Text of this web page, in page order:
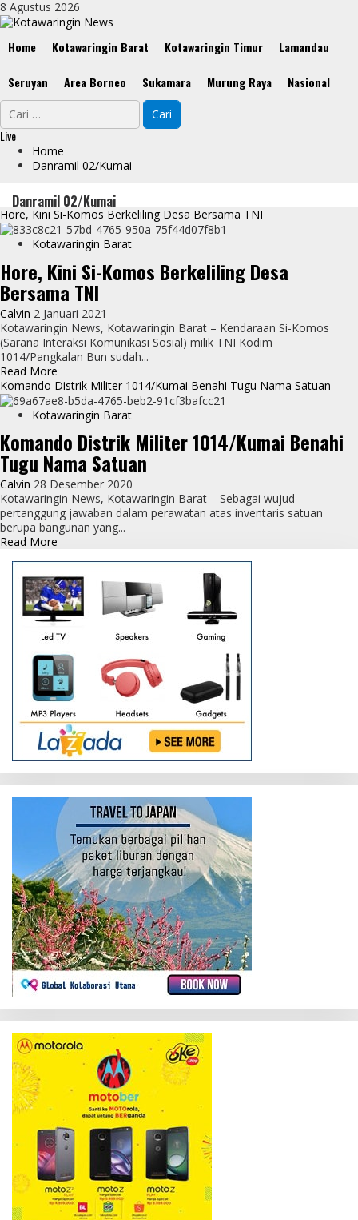
Skip
to
8 Agustus 2026
Menu
Home Kotawaringin Barat Kotawaringin Timur Lamandau
Seruyan Area Borneo Sukamara Murung Raya Nasional
Cari
untuk:
Live
Home
Danramil 02/Kumai
Danramil 02/Kumai
Hore, Kini Si-Komos Berkeliling Desa Bersama TNI
Kotawaringin Barat
Hore, Kini Si-Komos Berkeliling Desa
Bersama TNI
Calvin 2 Januari 2021
Kotawaringin News, Kotawaringin Barat – Kendaraan Si-Komos
(Sarana Interaksi Komunikasi Sosial) milik TNI Kodim
1014/Pangkalan Bun sudah...
Read More
more
about
Hore,
Si-
Komos
Berkeliling
Desa
Bersama
TNI
Komando Distrik Militer 1014/Kumai Benahi Tugu Nama Satuan
Kotawaringin Barat
Komando Distrik Militer 1014/Kumai Benahi
Tugu Nama Satuan
Calvin 28 Desember 2020
Kotawaringin News, Kotawaringin Barat – Sebagai wujud
pertanggung jawaban dalam perawatan atas inventaris satuan
berupa bangunan yang...
Read More
Komando
Distrik
Militer
Benahi
Tugu
Nama
Satuan